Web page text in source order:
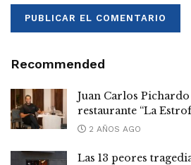
Recommended
Juan Carlos
restaurante “La
2 AÑOS AGO
Las 13 peores